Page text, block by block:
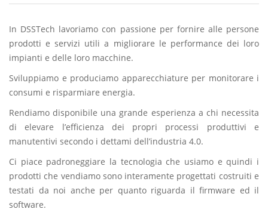
In DSSTech lavoriamo con passione per fornire alle persone
prodotti e servizi utili a migliorare le performance dei loro
impianti e delle loro macchine.
Sviluppiamo e produciamo apparecchiature per monitorare i
consumi e risparmiare energia.
Rendiamo disponibile una grande esperienza a chi necessita
di elevare l’efficienza dei propri processi produttivi e
manutentivi secondo i dettami dell’industria 4.0.
Ci piace padroneggiare la tecnologia che usiamo e quindi i
prodotti che vendiamo sono interamente progettati costruiti e
testati da noi anche per quanto riguarda il firmware ed il
software.